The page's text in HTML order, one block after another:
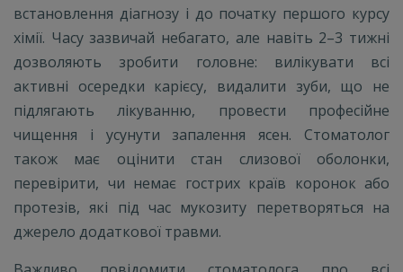
встановлення діагнозу і до початку першого курсу
хімії. Часу зазвичай небагато, але навіть 2–3 тижні
дозволяють зробити головне: вилікувати всі
активні осередки карієсу, видалити зуби, що не
підлягають лікуванню, провести професійне
чищення і усунути запалення ясен. Стоматолог
також має оцінити стан слизової оболонки,
перевірити, чи немає гострих країв коронок або
протезів, які під час мукозиту перетворяться на
джерело додаткової травми.